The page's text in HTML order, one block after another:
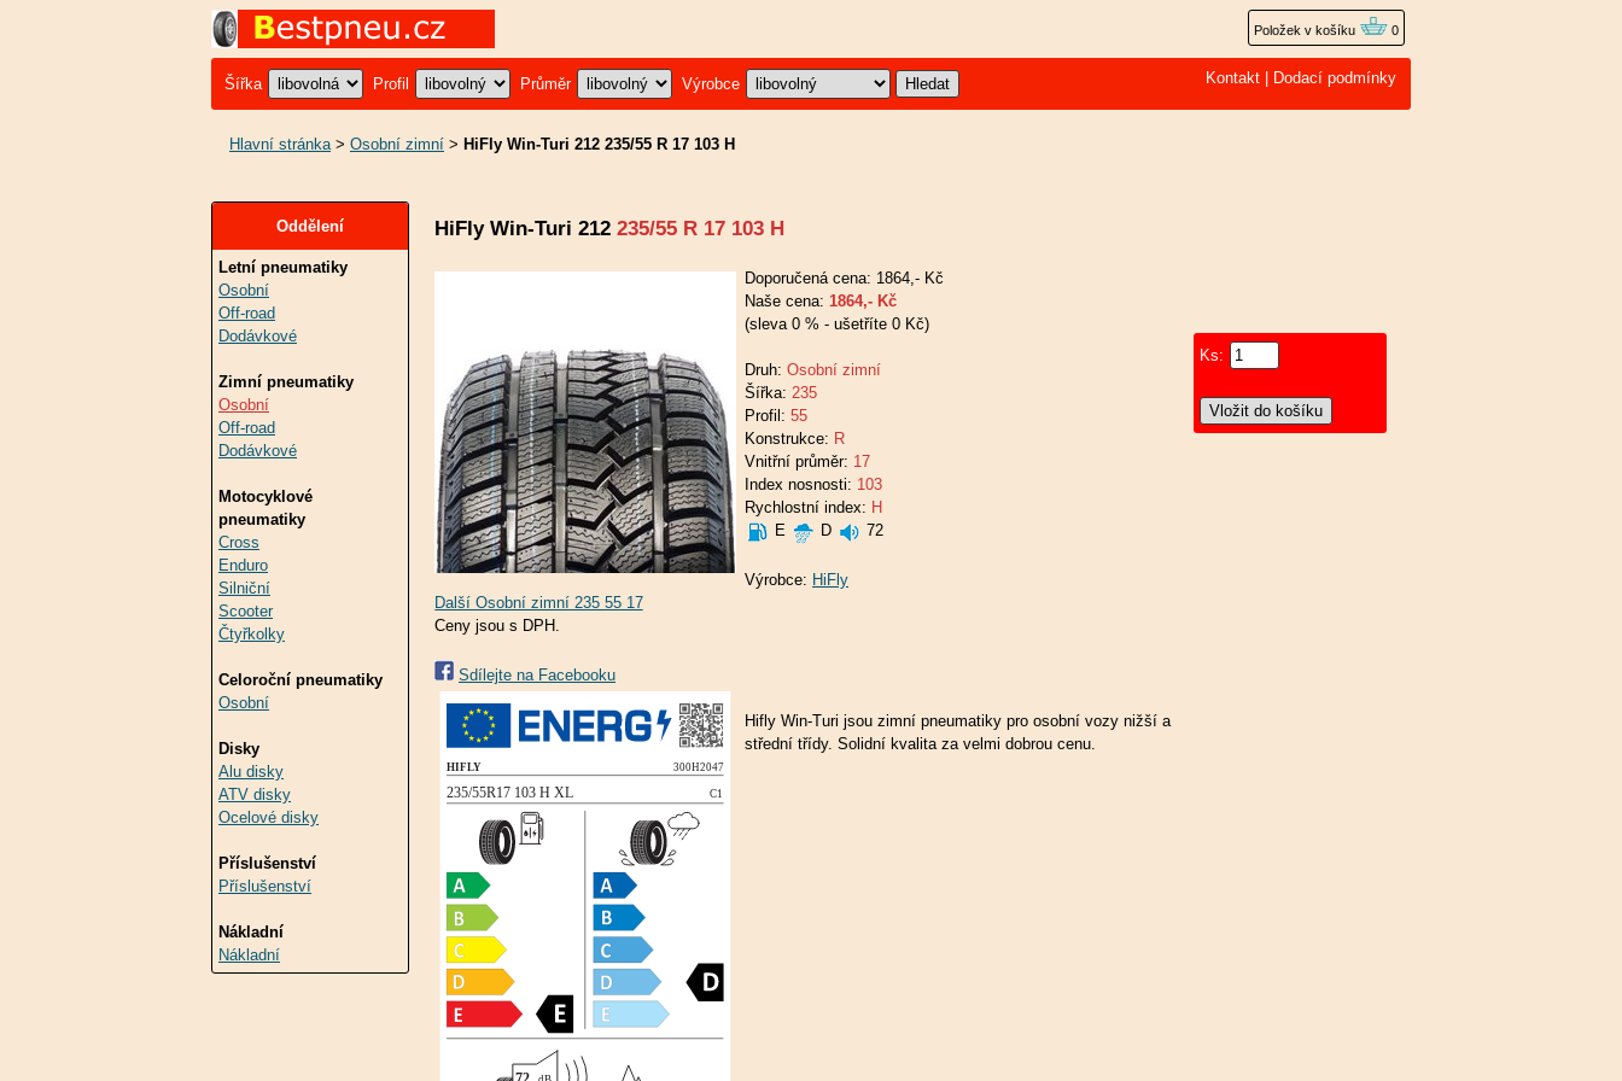
Položek v košíku 0
Šířka Profil Průměr Výrobce Kontakt Dodací podmínky
Hlavní stránka> Osobní zimní > HiFly Win-Turi 212 235/55 R 17 103 H
Oddělení
Letní pneumatiky
Osobní
Off-road
Dodávkové
Zimní pneumatiky
Osobní
Off-road
Dodávkové
Motocyklové
pneumatiky
Cross
Enduro
Silniční
Scooter
Čtyřkolky
Celoroční pneumatiky
Osobní
Disky
Alu disky
ATV disky
Ocelové disky
Příslušenství
Příslušenství
Nákladní
Nákladní
HiFly Win-Turi 212 235/55 R 17 103 H
Doporučená cena: 1864,- Kč
Naše cena: 1864,- Kč
(sleva 0 % - ušetříte 0 Kč)
Druh: Osobní zimní
Šířka: 235
Profil: 55
Konstrukce: R
Vnitřní průměr: 17
Index nosnosti: 103
Rychlostní index: H
E
D 72
Výrobce: HiFly
Ceny jsou s DPH.
Sdílejte na Facebooku
Hifly Win-Turi jsou zimní pneumatiky pro osobní vozy nižší a
střední třídy. Solidní kvalita za velmi dobrou cenu.
Ks: